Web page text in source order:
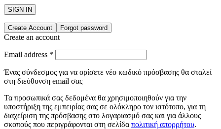
SIGN IN
Create Account Forgot password
Create an account
Email address *
Ένας σύνδεσμος για να ορίσετε νέο κωδικό πρόσβασης θα σταλεί
στη διεύθυνση email σας
Τα προσωπικά σας δεδομένα θα χρησιμοποιηθούν για την
υποστήριξη της εμπειρίας σας σε ολόκληρο τον ιστότοπο, για τη
διαχείριση της πρόσβασης στο λογαριασμό σας και για άλλους
σκοπούς που περιγράφονται στη σελίδα πολιτική απορρήτου.